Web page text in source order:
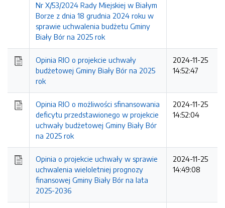
Nr X/53/2024 Rady Miejskiej w Białym
Borze z dnia 18 grudnia 2024 roku w
sprawie uchwalenia budżetu Gminy
Biały Bór na 2025 rok
Opinia RIO o projekcie uchwały
budżetowej Gminy Biały Bór na 2025
rok
2024-11-25
14:52:47
Opinia RIO o możliwości sfinansowania
deficytu przedstawionego w projekcie
uchwały budżetowej Gminy Biały Bór
na 2025 rok
2024-11-25
14:52:04
Opinia o projekcie uchwały w sprawie
uchwalenia wieloletniej prognozy
finansowej Gminy Biały Bór na lata
2025-2036
2024-11-25
14:49:08